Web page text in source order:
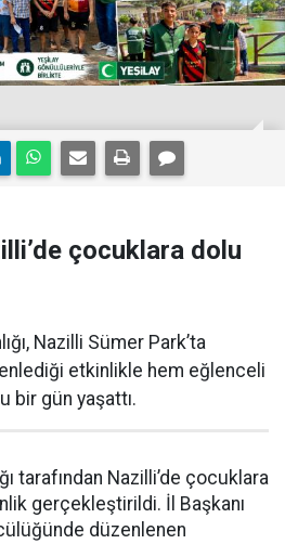
çocuklara dolu
Nazilli Sümer Park’ta
etkinlikle hem eğlenceli
bir gün yaşattı.
tarafından Nazilli’de çocuklara
gerçekleştirildi. İl Başkanı
düzenlenen